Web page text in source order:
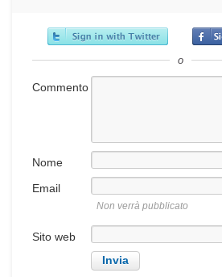
o
Commento
Nome
Email
Non verrà pubblicato
Sito web